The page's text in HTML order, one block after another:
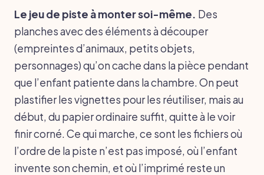
Le jeu de piste à monter soi-même. Des
planches avec des éléments à découper
(empreintes d’animaux, petits objets,
personnages) qu’on cache dans la pièce pendant
que l’enfant patiente dans la chambre. On peut
plastifier les vignettes pour les réutiliser, mais au
début, du papier ordinaire suffit, quitte à le voir
finir corné. Ce qui marche, ce sont les fichiers où
l’ordre de la piste n’est pas imposé, où l’enfant
invente son chemin, et où l’imprimé reste un